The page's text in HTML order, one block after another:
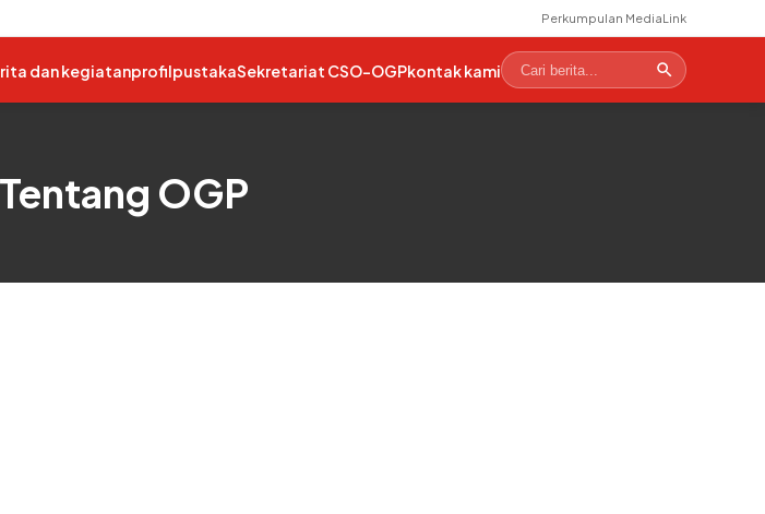
Perkumpulan MediaLink
dan kegiatanprofilpustakaSekretariat CSO-OGPkontak kami
OGP